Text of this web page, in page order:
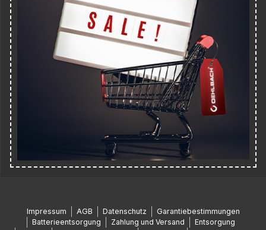
Impressum AGB Datenschutz
Garantiebestimmungen
Batterieentsorgung
Zahlung und Versand
Entsorgung